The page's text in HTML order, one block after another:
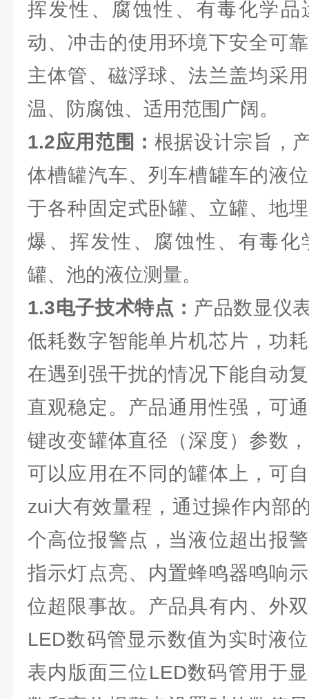
挥发性、腐蚀性、有毒化学品
动、冲击的使用环境下安全可
主体管、磁浮球、法兰盖均采
温、防腐蚀、适用范围广阔。
1.2应用范围： 根据设计宗旨，
体槽罐汽车、列车槽罐车的液
于各种固定式卧罐、立罐、地
爆、挥发性、腐蚀性、有毒化
罐、池的液位测量。
1.3电子技术特点： 产品数显仪
低耗数字智能单片机芯片，功
在遇到强干扰的情况下能自动
直观稳定。产品通用性强，可
键改变罐体直径（深度）参数
可以应用在不同的罐体上，可
zui大有效量程，通过操作内部
个高位报警点，当液位超出报
指示灯点亮、内置蜂鸣器鸣响
位超限事故。产品具有内、外
LED数码管显示数值为实时液
表内版面三位LED数码管用于